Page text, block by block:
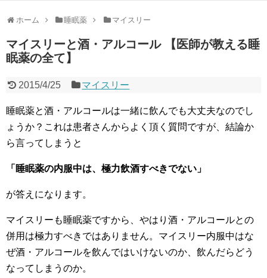
ホーム 睡眠薬 マイスリー
マイスリーと酒・アルコール 【医師が教える睡
眠薬の全て】
2015/4/25 マイスリー
睡眠薬と酒・アルコールは一緒に飲んでも大丈夫なのでし
ょうか？これは患者さんからよく頂く質問ですが、結論か
ら言ってしまうと
「睡眠薬の内服中は、極力飲酒すべきでない」
が答えになります。
マイスリーも睡眠薬ですから、やはり酒・アルコールとの
併用は極力すべきではありません。マイスリー内服中はな
ぜ酒・アルコールを飲んではいけないのか、 飲んだらどう
なってしまうのか。